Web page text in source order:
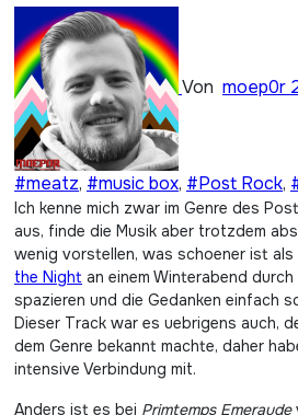
Von moep0r
#meatz, #music box, #Post Rock,
Ich kenne mich zwar im Genre des Post Rock nicht sonderlich
aus, finde die Musik aber trotzdem
wenig vorstellen, was schoener ist als
the Night an einem Winterabend
spazieren und die Gedanken einfach
Dieser Track war es uebrigens auch,
dem Genre bekannt machte, daher
intensive Verbindung mit.
Anders ist es bei Primtemps Emeraude